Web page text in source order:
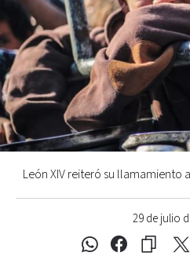
29 de julio
León XIV reiteró su llamamiento